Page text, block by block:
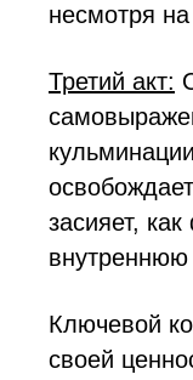
несмотря
Третий акт:
засияет,
внутреннюю
Ключевой
своей